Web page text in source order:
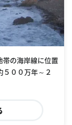
の海岸線に位置
５００万年～２